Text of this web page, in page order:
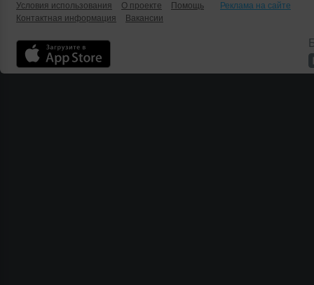
Условия использования
О проекте Помощь
Реклама на сайте
Контактная информация
Вакансии